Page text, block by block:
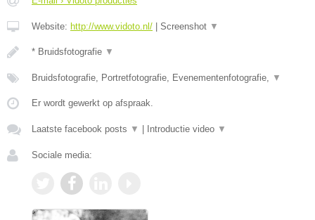
Website: http://www.vidoto.nl/ Screenshot ▼
* Bruidsfotografie ▼
Bruidsfotografie, Portretfotografie, Evenementenfotografie, ▼
Er wordt gewerkt op afspraak.
Laatste facebook posts ▼ Introductie video ▼
Sociale media: